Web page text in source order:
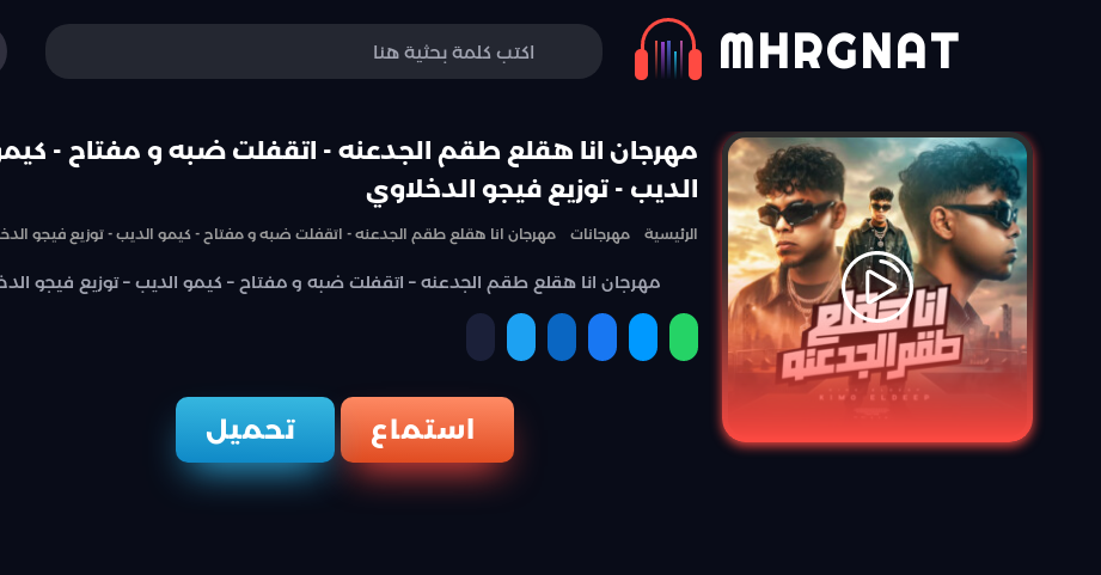
MHRGNAT
مهرجان انا هقلع طقم الجدعنه - اتقفلت ضبه و مفتاح -
الديب - توزيع فيجو الدخلاوي
الرئيسية مهرجانات مهرجان انا هقلع طقم الجدعنه - اتقفلت ضبه و مفتاح - كيمو الديب - توزيع فيجو
مهرجان انا هقلع طقم الجدعنه – اتقفلت ضبه و مفتاح – كيمو الديب – توزيع فيجو
استماع تحميل